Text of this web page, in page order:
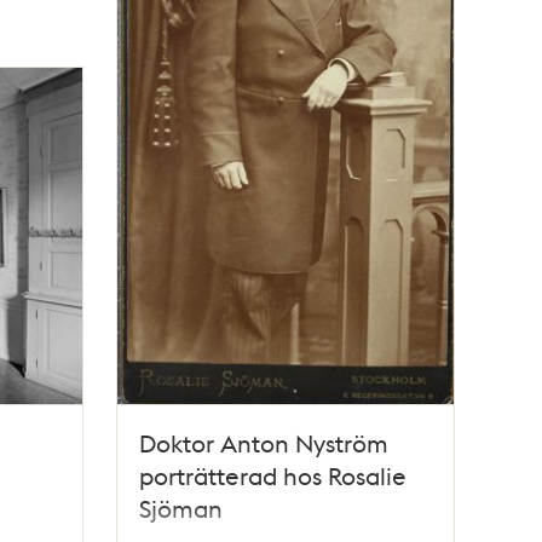
Doktor Anton Nyström
porträtterad hos Rosalie
Sjöman